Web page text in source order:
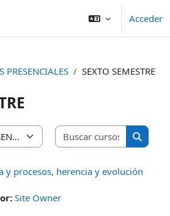
Acceder
PRESENCIALES SEXTO SEMESTRE
Buscar
Buscar
y procesos, herencia y evolución
Site Owner